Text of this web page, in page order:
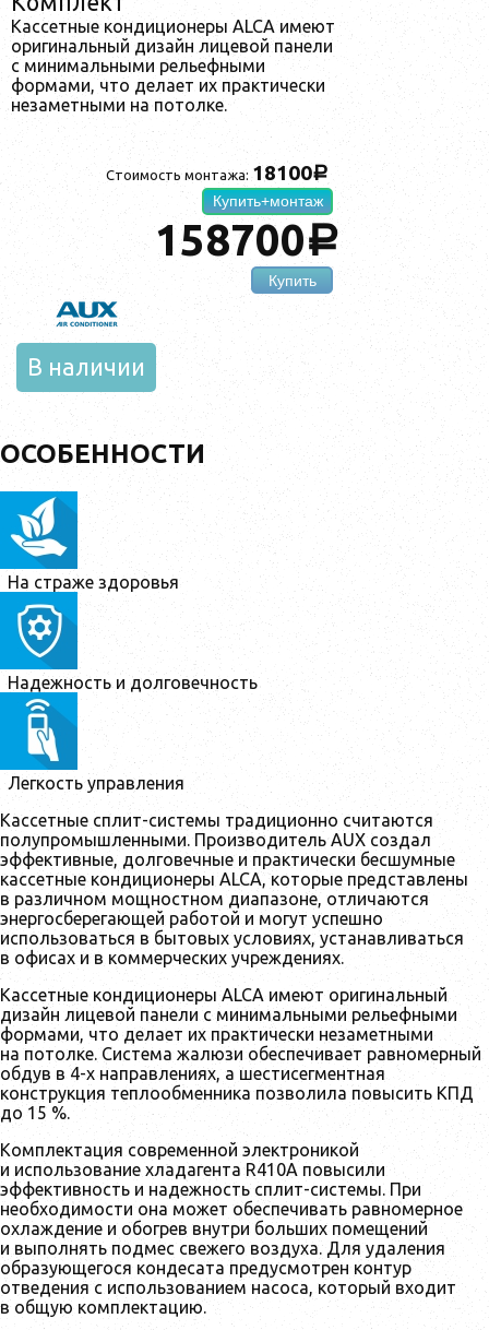
Кассетные кондиционеры ALCA имеют
оригинальный дизайн лицевой панели
с минимальными рельефными
формами, что делает их практически
незаметными на потолке.
Стоимость монтажа: 18100a
Купить+монтаж
158700a
Купить
В наличии
ОСОБЕННОСТИ
На страже здоровья
Надежность и долговечность
Легкость управления
Кассетные сплит-системы традиционно считаются
полупромышленными. Производитель AUX создал
эффективные, долговечные и практически бесшумные
кассетные кондиционеры ALCA, которые представлены
в различном мощностном диапазоне, отличаются
энергосберегающей работой и могут успешно
использоваться в бытовых условиях, устанавливаться
в офисах и в коммерческих учреждениях.
Кассетные кондиционеры ALCA имеют оригинальный
дизайн лицевой панели с минимальными рельефными
формами, что делает их практически незаметными
на потолке. Система жалюзи обеспечивает равномерный
обдув в 4-х направлениях, а шестисегментная
конструкция теплообменника позволила повысить КПД
до 15 %.
Комплектация современной электроникой
и использование хладагента R410A повысили
эффективность и надежность сплит-системы. При
необходимости она может обеспечивать равномерное
охлаждение и обогрев внутри больших помещений
и выполнять подмес свежего воздуха. Для удаления
образующегося кондесата предусмотрен контур
отведения с использованием насоса, который входит
в общую комплектацию.